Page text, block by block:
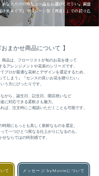
あなただけの特別な一品をお選びください。画面
け先エリア」や「シーン別（用途）」での絞り込
おまかせ商品について 】
商品は、フローリストが旬のお花を使って
るアレンジメントや花束のシリーズです。
プロが最適な花材とデザインを選定するため、
てしまう』『センスの良いお花を贈りたい』
いう方にぴったりです。
がら、誕生日、記念日、開店祝いなど
に対応できる柔軟さも魅力。
ば、注文時にご相談いただくことも可能です。
時期にもっとも美しく新鮮なものを選定。
て一つひとつ異なる仕上がりになるのも、
せならではの特別感です。
て メッセージ byMovieについて